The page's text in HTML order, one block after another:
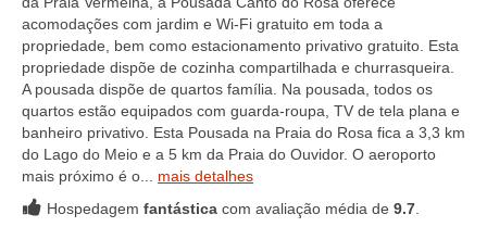
acomodações com jardim e Wi-Fi gratuito em toda a
propriedade, bem como estacionamento privativo gratuito. Esta
propriedade dispõe de cozinha compartilhada e churrasqueira.
A pousada dispõe de quartos família. Na pousada, todos os
quartos estão equipados com guarda-roupa, TV de tela plana e
banheiro privativo. Esta Pousada na Praia do Rosa fica a 3,3 km
do Lago do Meio e a 5 km da Praia do Ouvidor. O aeroporto
mais próximo é o... mais detalhes
Hospedagem fantástica com avaliação média de 9.7